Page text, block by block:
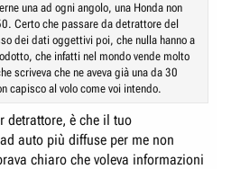
una ad ogni angolo, una Honda non
Certo che passare da detrattore del
dei dati oggettivi poi, che nulla hanno a
che infatti nel mondo vende molto
scriveva che ne aveva già una da 30
capisco al volo come voi intendo.
detrattore, è che il tuo
auto più diffuse per me non
chiaro che voleva informazioni